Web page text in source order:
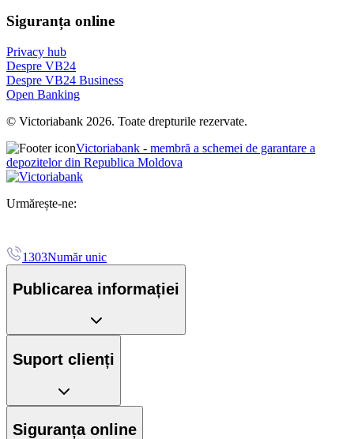
Siguranța online
Privacy hub
Despre VB24
Despre VB24 Business
Open Banking
© Victoriabank 2026. Toate drepturile rezervate.
Victoriabank - membră a schemei de garantare a
depozitelor din Republica Moldova
Urmărește-ne:
1303Număr unic
Publicarea informației
Suport clienți
Siguranța online